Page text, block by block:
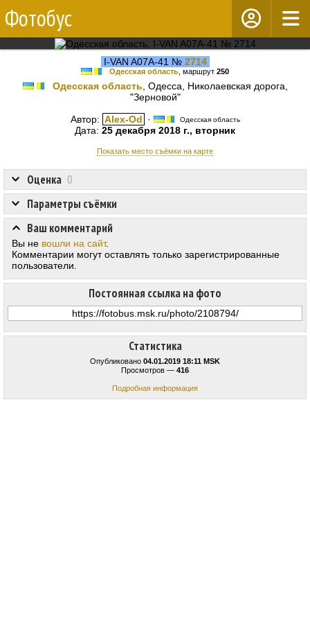
Фотобус
I-VAN A07A-41 № 2714
Одесская область , маршрут 250
Одесская область , Одесса, Николаевская дорога,
"Зерновой"
Автор: Alex-Od · Одесская область
Дата: 25 декабря 2018 г., вторник
Показать место съёмки на карте
Статистика
Опубликовано 04.01.2019 18:11 MSK
Просмотров — 416
Подробная информация
Оценка 0
Постоянная ссылка на фото
Параметры съёмки
Ваш комментарий
Вы не вошли на сайт.
Комментарии могут оставлять только зарегистрированные
пользователи.